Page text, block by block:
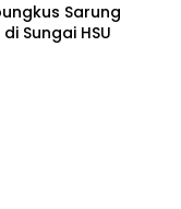
Sarung
Sungai HSU